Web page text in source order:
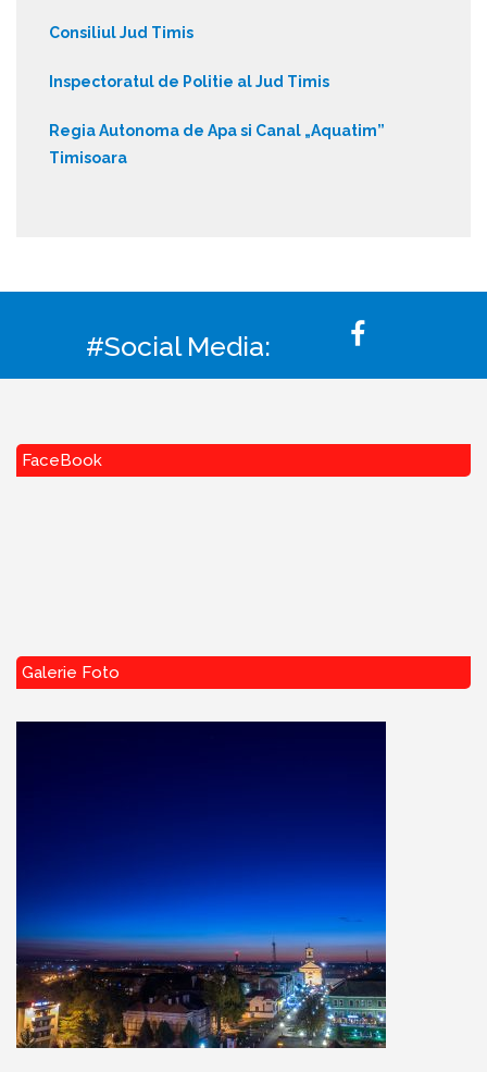
Consiliul Jud Timis
Inspectoratul de Politie al Jud Timis
Regia Autonoma de Apa si Canal „Aquatim”
Timisoara
#Social Media:
FaceBook
Galerie Foto